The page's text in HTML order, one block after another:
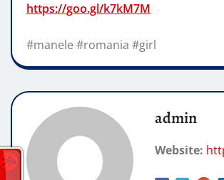
https://goo.gl/k7kM7M
#manele #romania #girl
admin
Website: